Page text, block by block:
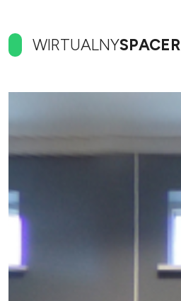
WIRTUALNYSPACER